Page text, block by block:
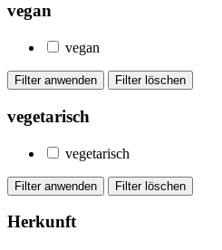
vegan
vegan
vegetarisch
vegetarisch
Herkunft